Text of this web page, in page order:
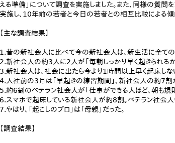
える準備」について調査を実施しました。また、同様の質
実施し、10年前の若者と今日の若者との相互比較による傾
【主な調査結果】
1.昔の新社会人に比べて今の新社会人は、新生活に全ての
2.新社会人の約3人に2人が「毎朝しっかり早く起きられるか
3.新社会人は、社会に出たら今より1時間以上早く起床しな
4.入社前の3月は「早起きの練習期間」、新社会人の約7割
5.約6割のベテラン社会人が「仕事ができる人ほど、朝も規則
6.スマホで起床している新社会人が約8割。ベテラン社会人
7.やはり、「起こしのプロ」は「母親」だった。
【調査結果】